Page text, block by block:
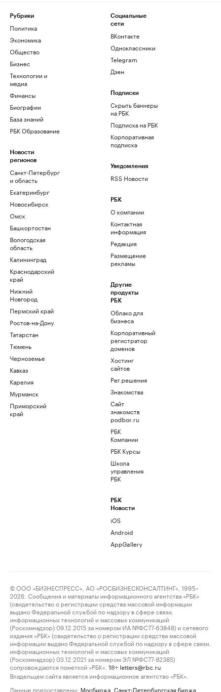
Рубрики
Политика
Экономика
Общество
Бизнес
Технологии и
медиа
Финансы
Биографии
База знаний
РБК Образование
Новости
регионов
Санкт-Петербург
и область
Екатеринбург
Новосибирск
Омск
Башкортостан
Вологодская
область
Калининград
Краснодарский
край
Нижний
Новгород
Пермский край
Ростов-на-Дону
Татарстан
Тюмень
Черноземье
Кавказ
Карелия
Мурманск
Приморский
край
Социальные
сети
ВКонтакте
Одноклассники
Telegram
Дзен
Подписки
Скрыть баннеры
на РБК
Подписка на РБК
Корпоративная
подписка
Уведомления
RSS Новости
РБК
О компании
Контактная
информация
Редакция
Размещение
рекламы
Другие
продукты
РБК
Облако для
бизнеса
Корпоративный
регистратор
доменов
Хостинг
сайтов
Рег.решения
Знакомства
Сайт
знакомств
podbor.ru
РБК
Компании
РБК Курсы
Школа
управления
РБК
РБК
Новости
iOS
Android
AppGallery
© ООО «БИЗНЕСПРЕСС», АО «РОСБИЗНЕСКОНСАЛТИНГ», 1995–
2026. Сообщения и материалы информационного агентства «РБК»
(свидетельство о регистрации средства массовой информации
выдано Федеральной службой по надзору в сфере связи,
информационных технологий и массовых коммуникаций
(Роскомнадзор) 09.12.2015 за номером ИА №ФС77-63848) и сетевого
издания «РБК» (свидетельство о регистрации средства массовой
информации выдано Федеральной службой по надзору в сфере связи,
информационных технологий и массовых коммуникаций
(Роскомнадзор) 03.12.2021 за номером ЭЛ №ФС77-82385)
сопровождаются пометкой «РБК».
18+ letters@rbc.ru
Владельцем сайта является информационное агентство «РБК».
Данные предоставлены: Мосбиржа Санкт-Петербургская биржа